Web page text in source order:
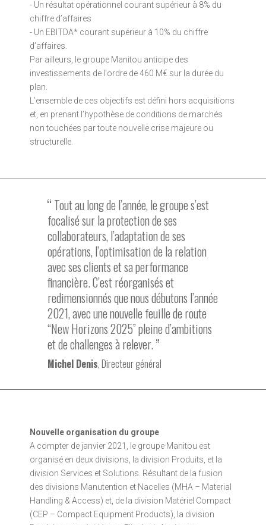
- Un résultat opérationnel courant supérieur à 8% du
chiffre d’affaires
- Un EBITDA* courant supérieur à 10% du chiffre
d’affaires.
Par ailleurs, le groupe Manitou anticipe des
investissements de l'ordre de 460 M€ sur la durée du
plan.
L’ensemble de ces objectifs est défini hors acquisitions
et, en prenant l’hypothèse de conditions de marchés
non touchées par toute nouvelle crise majeure ou
structurelle.
Tout au long de l’année, le groupe s’est
focalisé sur la protection de ses
collaborateurs, l’adaptation de ses
opérations, l’optimisation de la relation
avec ses clients et sa performance
financière. C’est réorganisés et
redimensionnés que nous débutons l’année
2021, avec une nouvelle feuille de route
“New Horizons 2025” pleine d’ambitions
et de challenges à relever.
Michel Denis, Directeur général
Nouvelle organisation du groupe
A compter de janvier 2021, le groupe Manitou est
organisé en deux divisions, la division Produits, et la
division Services et Solutions. Résultant de la fusion
des divisions Manutention et Nacelles (MHA – Material
Handling & Access) et, de la division Matériel Compact
(CEP – Compact Equipment Products), la division